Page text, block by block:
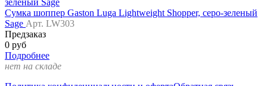
Сумка шоппер Gaston Luga Lightweight Shopper, серо-зеленый
Sage Арт. LW303
Предзаказ
0 руб
Подробнее
нет на складе